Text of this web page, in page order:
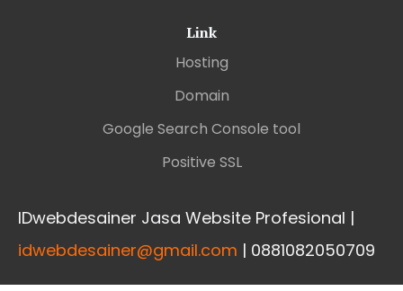
Link
Hosting
Domain
Google Search Console tool
Positive SSL
IDwebdesainer Jasa Website Profesional |
idwebdesainer@gmail.com | 0881082050709